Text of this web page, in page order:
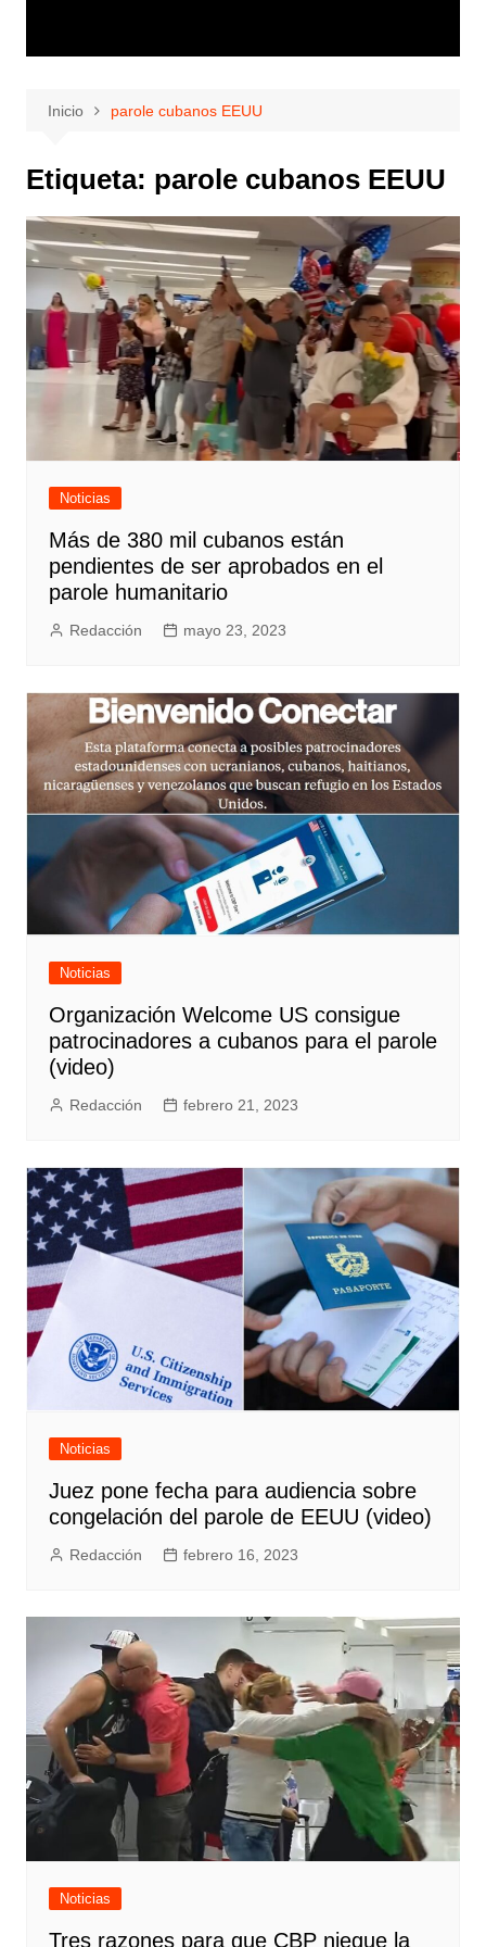
Inicio parole cubanos EEUU
Etiqueta: parole cubanos EEUU
Noticias
Más de 380 mil cubanos están
pendientes de ser aprobados en el
parole humanitario
Redacción mayo 23, 2023
Noticias
Organización Welcome US consigue
patrocinadores a cubanos para el parole
(video)
Redacción febrero 21, 2023
Noticias
Juez pone fecha para audiencia sobre
congelación del parole de EEUU (video)
Redacción febrero 16, 2023
Noticias
Tres razones para que CBP niegue la